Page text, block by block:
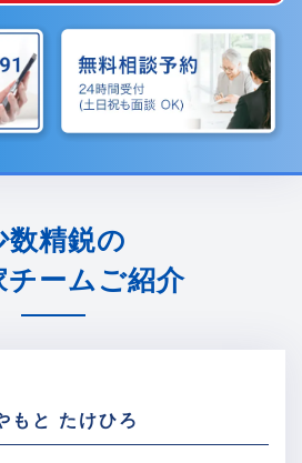
数精鋭の
チームご紹介
もと たけひろ